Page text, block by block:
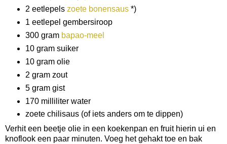
2 eetlepels zoete bonensaus*)
1 eetlepel gembersiroop
300 gram bapao-meel
10 gram suiker
10 gram olie
2 gram zout
5 gram gist
170 milliliter water
zoete chilisaus (of iets anders om te dippen)
Verhit een beetje olie in een koekenpan en fruit hierin ui en
knoflook een paar minuten. Voeg het gehakt toe en bak